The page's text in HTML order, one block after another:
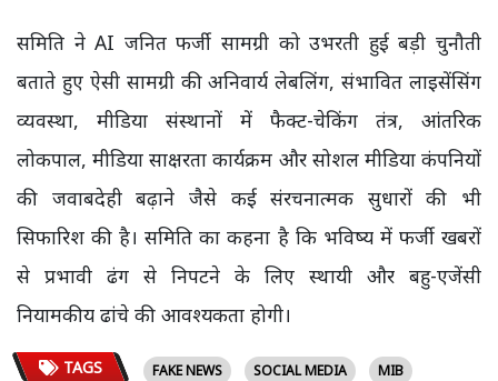
समिति ने AI जनित फर्जी सामग्री को उभरती हुई बड़ी चुनौती
बताते हुए ऐसी सामग्री की अनिवार्य लेबलिंग, संभावित लाइसेंसिंग
व्यवस्था, मीडिया संस्थानों में फैक्ट-चेकिंग तंत्र, आंतरिक
लोकपाल, मीडिया साक्षरता कार्यक्रम और सोशल मीडिया कंपनियों
की जवाबदेही बढ़ाने जैसे कई संरचनात्मक सुधारों की भी
सिफारिश की है। समिति का कहना है कि भविष्य में फर्जी खबरों
से प्रभावी ढंग से निपटने के लिए स्थायी और बहु-एजेंसी
नियामकीय ढांचे की आवश्यकता होगी।
TAGS FAKE NEWS SOCIAL MEDIA
MIB